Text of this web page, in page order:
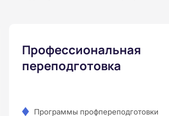
Профессиональная
переподготовка
Программы профпереподготовки